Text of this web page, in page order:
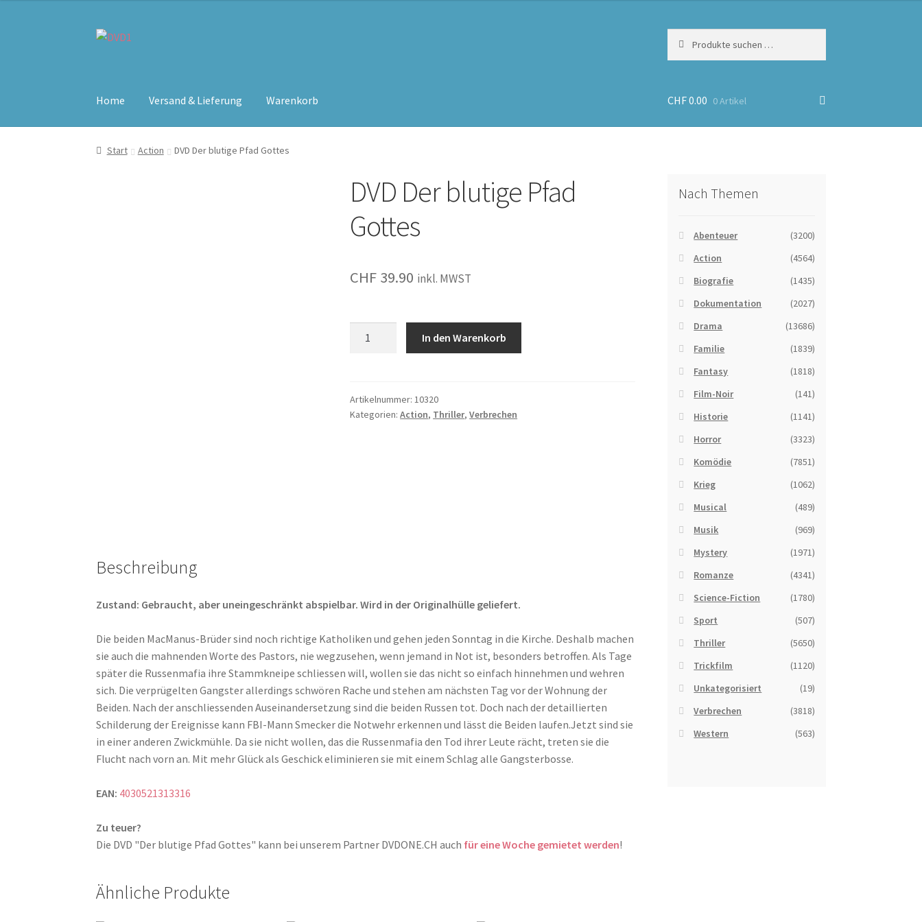
Zur
Zum
nach:
Home Versand & Lieferung Warenkorb CHF0.00 0 Artikel
Start Action DVD Der blutige Pfad Gottes
DVD Der blutige Pfad
Gottes
CHF 39.90 inkl. MWST
Menge
In den Warenkorb
Artikelnummer:10320
Kategorien:Action, Thriller,Verbrechen
Beschreibung
Zustand: Gebraucht, aber uneingeschränkt abspielbar. Wird in der Originalhülle geliefert.
Die beiden MacManus-Brüder sind noch richtige Katholiken und gehen jeden Sonntag in die Kirche. Deshalb machen
sie auch die mahnenden Worte des Pastors, nie wegzusehen, wenn jemand in Not ist, besonders betroffen. Als Tage
später die Russenmafia ihre Stammkneipe schliessen will, wollen sie das nicht so einfach hinnehmen und wehren
sich. Die verprügelten Gangster allerdings schwören Rache und stehen am nächsten Tag vor der Wohnung der
Beiden. Nach der anschliessenden Auseinandersetzung sind die beiden Russen tot. Doch nach der detaillierten
Schilderung der Ereignisse kann FBI-Mann Smecker die Notwehr erkennen und lässt die Beiden laufen.Jetzt sind sie
in einer anderen Zwickmühle. Da sie nicht wollen, das die Russenmafia den Tod ihrer Leute rächt, treten sie die
Flucht nach vorn an. Mit mehr Glück als Geschick eliminieren sie mit einem Schlag alle Gangsterbosse.
EAN: 4030521313316
Zu teuer?
Die DVD "Der blutige Pfad Gottes" kann bei unserem Partner DVDONE.CH auch für eine Woche gemietet werden!
Ähnliche Produkte
Nach Themen
Abenteuer
(3200)
Action
(4564)
Biografie
(1435)
Dokumentation
(2027)
Drama
(13686)
Familie
(1839)
Fantasy
(1818)
Film-Noir
(141)
Historie
(1141)
Horror
(3323)
Komödie
(7851)
Krieg
(1062)
Musical
(489)
Musik
(969)
Mystery
(1971)
Romanze
(4341)
Science-Fiction
(1780)
Sport
(507)
Thriller
(5650)
Trickfilm
(1120)
Unkategorisiert
(19)
Verbrechen
(3818)
Western
(563)